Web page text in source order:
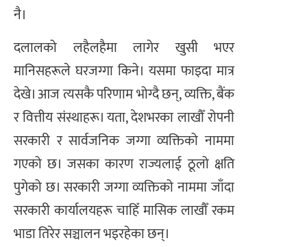
नै।
दलालको लहैलहैमा लागेर खुसी भएर
मानिसहरूले घरजग्गा किने। यसमा फाइदा मात्र
देखे। आज त्यसकै परिणाम भोग्दै छन्, व्यक्ति, बैंक
र वित्तीय संस्थाहरू। यता, देशभरका लाखौँ रोपनी
सरकारी र सार्वजनिक जग्गा व्यक्तिको नाममा
गएको छ। जसका कारण राज्यलाई ठूलो क्षति
पुगेको छ। सरकारी जग्गा व्यक्तिको नाममा जाँदा
सरकारी कार्यालयहरू चाहिँ मासिक लाखौँ रकम
भाडा तिरेर सञ्चालन भइरहेका छन्।